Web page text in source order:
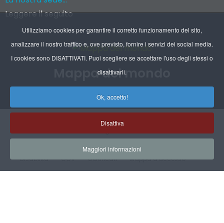
Utilizziamo cookies per garantire il corretto funzionamento del sito,
analizzare il nostro traffico e, ove previsto, fornire i servizi dei social media.
I cookies sono DISATTIVATI. Puoi scegliere se accettare l'uso degli stessi o
disattivarli.
Ok, accetto!
Disattiva
Maggiori informazioni
Leggere il seguito
Mappa del mondo
Recapiti delle nostre filiali e dei nostri agenti
Disabilità CGV Certificati Mappa d'accesso